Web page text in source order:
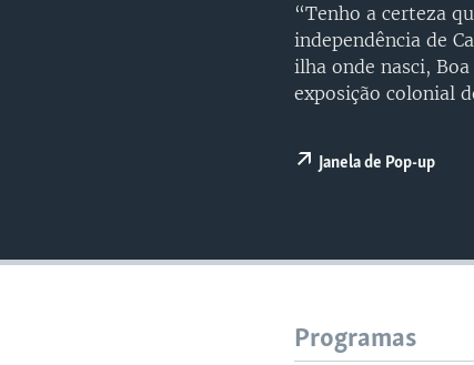
“Tenho a certeza
independência de
ilha onde nasci,
exposição colonial
Janela de Pop-up
Programas